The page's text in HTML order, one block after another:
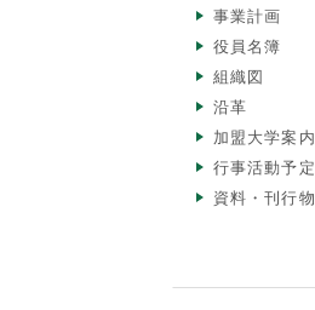
事業計画
役員名簿
組織図
沿革
加盟大学案内
行事活動予定
資料・刊行物